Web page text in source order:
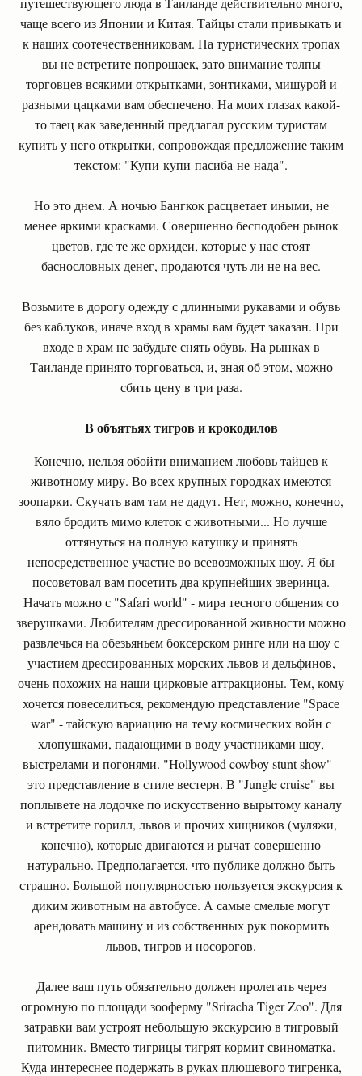
чаще всего из Японии и Китая. Тайцы стали привыкать и
к наших соотечественниковам. На туристических тропах
вы не встретите попрошаек, зато внимание толпы
торговцев всякими открытками, зонтиками, мишурой и
разными цацками вам обеспечено. На моих глазах какой-
то таец как заведенный предлагал русским туристам
купить у него открытки, сопровождая предложение таким
текстом: "Купи-купи-пасиба-не-нада".
Но это днем. А ночью Бангкок расцветает иными, не
менее яркими красками. Совершенно бесподобен рынок
цветов, где те же орхидеи, которые у нас стоят
баснословных денег, продаются чуть ли не на вес.
Возьмите в дорогу одежду с длинными рукавами и обувь
без каблуков, иначе вход в храмы вам будет заказан. При
входе в храм не забудьте снять обувь. На рынках в
Таиланде принято торговаться, и, зная об этом, можно
сбить цену в три раза.
В объятьях тигров и крокодилов
Конечно, нельзя обойти вниманием любовь тайцев к
животному миру. Во всех крупных городках имеются
зоопарки. Скучать вам там не дадут. Нет, можно, конечно,
вяло бродить мимо клеток с животными... Но лучше
оттянуться на полную катушку и принять
непосредственное участие во всевозможных шоу. Я бы
посоветовал вам посетить два крупнейших зверинца.
Начать можно с "Safari world" - мира тесного общения со
зверушками. Любителям дрессированной живности можно
развлечься на обезьяньем боксерском ринге или на шоу с
участием дрессированных морских львов и дельфинов,
очень похожих на наши цирковые аттракционы. Тем, кому
хочется повеселиться, рекомендую представление "Spасе
war" - тайскую вариацию на тему космических войн с
хлопушками, падающими в воду участниками шоу,
выстрелами и погонями. "Hollywood cowboy stunt show" -
это представление в стиле вестерн. В "Jungle cruise" вы
поплывете на лодочке по искусственно вырытому каналу
и встретите горилл, львов и прочих хищников (муляжи,
конечно), которые двигаются и рычат совершенно
натурально. Предполагается, что публике должно быть
страшно. Большой популярностью пользуется экскурсия к
диким животным на автобусе. А самые смелые могут
арендовать машину и из собственных рук покормить
львов, тигров и носорогов.
Далее ваш путь обязательно должен пролегать через
огромную по площади зооферму "Sriracha Tiger Zoo". Для
затравки вам устроят небольшую экскурсию в тигровый
питомник. Вместо тигрицы тигрят кормит свиноматка.
Куда интереснее подержать в руках плюшевого тигренка,